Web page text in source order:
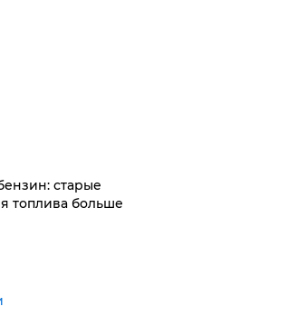
старые
топлива больше